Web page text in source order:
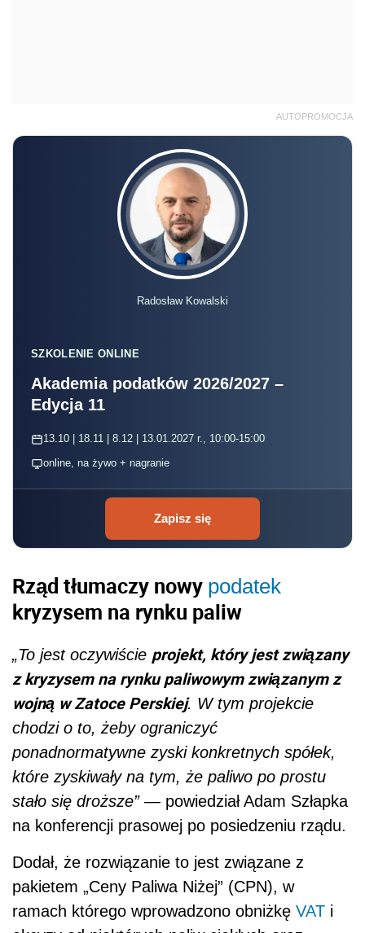
AUTOPROMOCJA
Radosław Kowalski
SZKOLENIE ONLINE
Akademia podatków 2026/2027 –
Edycja 11
13.10 | 18.11 | 8.12 | 13.01.2027 r., 10:00-15:00
online, na żywo + nagranie
Zapisz się
Rząd tłumaczy nowy podatek
kryzysem na rynku paliw
„To jest oczywiście projekt, który jest związany
z kryzysem na rynku paliwowym związanym z
wojną w Zatoce Perskiej. W tym projekcie
chodzi o to, żeby ograniczyć
ponadnormatywne zyski konkretnych spółek,
które zyskiwały na tym, że paliwo po prostu
stało się droższe”— powiedział Adam Szłapka
na konferencji prasowej po posiedzeniu rządu.
Dodał, że rozwiązanie to jest związane z
pakietem „Ceny Paliwa Niżej” (CPN), w
ramach którego wprowadzono obniżkę VAT i